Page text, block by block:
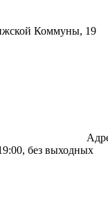
Коммуны, 19
без выходных